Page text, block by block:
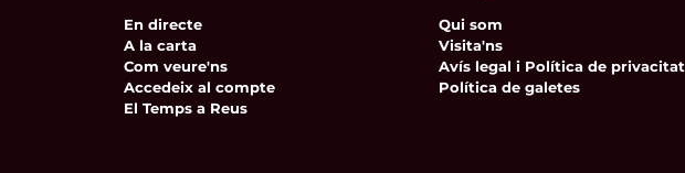
En directe
A la carta
Com veure'ns
Accedeix al compte
El Temps a Reus
Qui som
Visita'ns
Avís legal i Política de privacitat
Política de galetes